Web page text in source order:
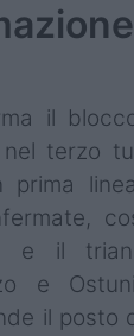
il
nel terzo
prima
e il
e
il posto